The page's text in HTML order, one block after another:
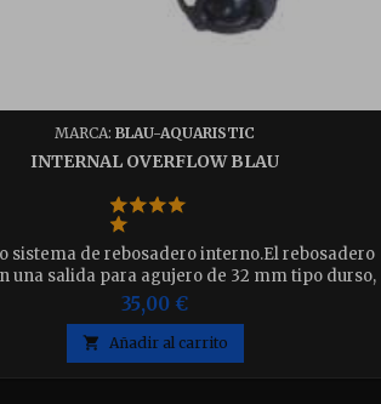
MARCA:BLAU-AQUARISTIC
INTERNAL OVERFLOW BLAU
sistema de rebosadero interno.El rebosadero
una salida para agujero de 32 mm tipo durso,
para el retorno con una bomba de unos 2000 l/h.
es extraible para una fácil limpieza.Entrada de
20 mm, con rosca de ½” para instalación de
“Eductor o NanoFlo no incluidos” (foto).
35,00 €
 Añadir al carrito